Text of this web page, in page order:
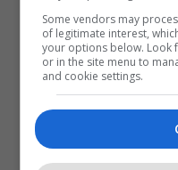
Some vendors may
of legitimate interest,
your options below. Look
or in the site menu to
and cookie settings.